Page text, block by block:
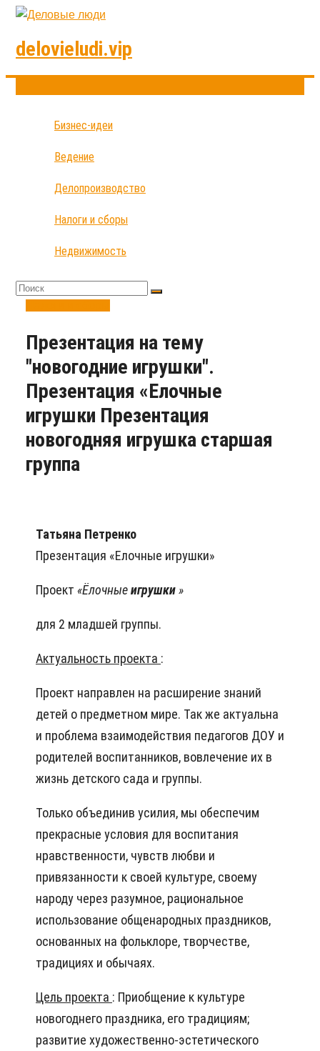
delovieludi.vip
Бизнес-идеи
Ведение
Делопроизводство
Налоги и сборы
Недвижимость
Презентация на тему
"новогодние игрушки".
Презентация «Елочные
игрушки Презентация
новогодняя игрушка старшая
группа
Татьяна Петренко
Презентация «Елочные игрушки»
Проект «Ёлочныеигрушки»
для 2 младшей группы.
Актуальность проекта :
Проект направлен на расширение знаний
детей о предметном мире. Так же актуальна
и проблема взаимодействия педагогов ДОУ и
родителей воспитанников, вовлечение их в
жизнь детского сада и группы.
Только объединив усилия, мы обеспечим
прекрасные условия для воспитания
нравственности, чувств любви и
привязанности к своей культуре, своему
народу через разумное, рациональное
использование общенародных праздников,
основанных на фольклоре, творчестве,
традициях и обычаях.
Цель проекта : Приобщение к культуре
новогоднего праздника, его традициям;
развитие художественно-эстетического